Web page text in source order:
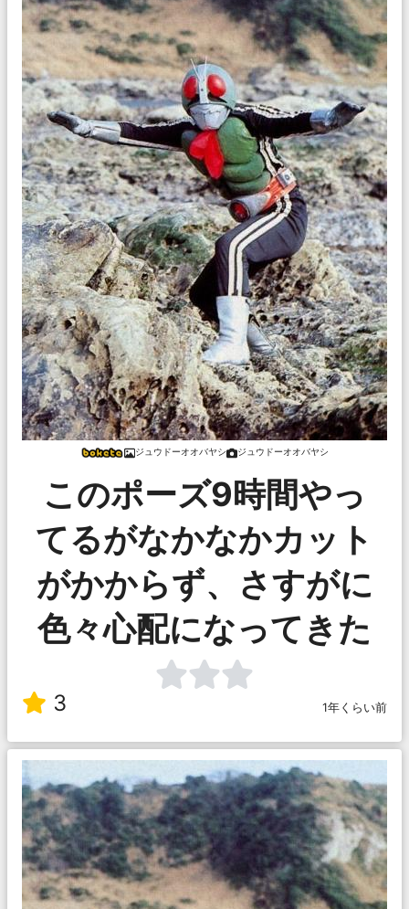
ジュウドーオオバヤシ ジュウドーオオバヤシ
このポーズ9時間やっ
てるがなかなかカット
がかからず、さすがに
色々心配になってきた
3 1年くらい前